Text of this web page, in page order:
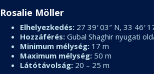
Rosalie Möller
Elhelyezkedés: 27 39′ 03″ N, 33 46′
Hozzáférés: Gubal Shaghir nyugati
Minimum mélység: 17 m
Maximum mélység: 50 m
Látótávolság: 20 – 25 m